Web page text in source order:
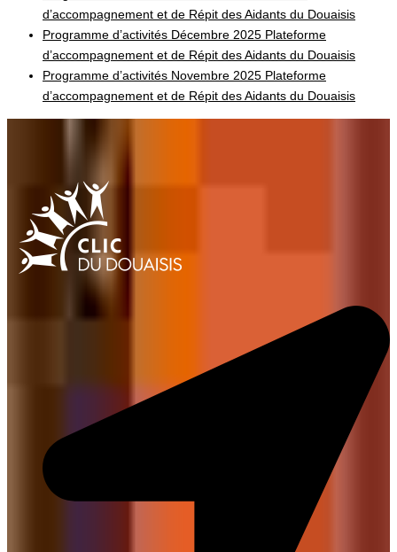
d’accompagnement et de Répit des Aidants du Douaisis
Programme d’activités Décembre 2025 Plateforme
d’accompagnement et de Répit des Aidants du Douaisis
Programme d’activités Novembre 2025 Plateforme
d’accompagnement et de Répit des Aidants du Douaisis